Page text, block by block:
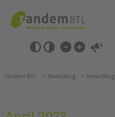
springen
Barrierefrei-
Einstellungen
überspringen
überspringen
tandem BTL News/Blog News/Blog